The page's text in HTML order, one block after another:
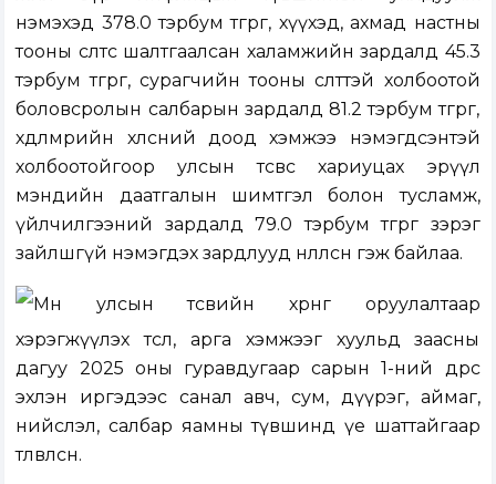
нэмэхэд 378.0 тэрбум төгрөг, хүүхэд, ахмад настны
тооны өсөлтөөс шалтгаалсан халамжийн зардалд 45.3
тэрбум төгрөг, сурагчийн тооны өсөлттэй холбоотой
боловсролын салбарын зардалд 81.2 тэрбум төгрөг,
хөдөлмөрийн хөлсний доод хэмжээ нэмэгдсэнтэй
холбоотойгоор улсын төсвөөс хариуцах эрүүл
мэндийн даатгалын шимтгэл болон тусламж,
үйлчилгээний зардалд 79.0 тэрбум төгрөг зэрэг
зайлшгүй нэмэгдэх зардлууд нөлөөлсөн гэж байлаа.
Мөн улсын төсвийн хөрөнгө оруулалтаар
хэрэгжүүлэх төсөл, арга хэмжээг хуульд заасны
дагуу 2025 оны гуравдугаар сарын 1-ний өдрөөс
эхлэн иргэдээс санал авч, сум, дүүрэг, аймаг,
нийслэл, салбар яамны түвшинд үе шаттайгаар
төлөвлөсөн.